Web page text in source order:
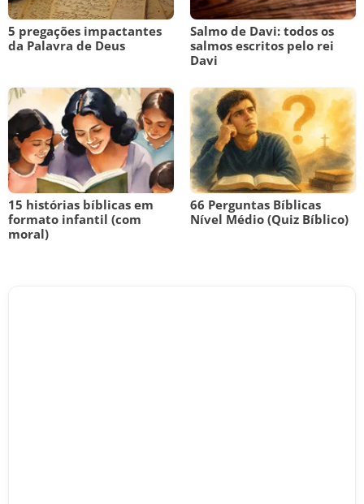
5 pregações impactantes
da Palavra de Deus
Salmo de Davi: todos os
salmos escritos pelo rei
Davi
15 histórias bíblicas em
formato infantil (com
moral)
66 Perguntas Bíblicas
Nível Médio (Quiz Bíblico)